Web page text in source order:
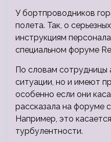
У бортпроводников
полета. Так, о
инструкциям
специальном форуме
По словам сотрудницы
ситуации, но и имеют
особенно если они
рассказала на форуме
Например, это
турбулентности.